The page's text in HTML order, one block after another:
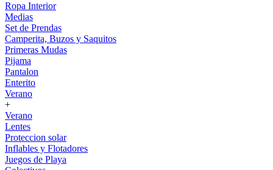
Ropa Interior
Medias
Set de Prendas
Camperita, Buzos y Saquitos
Primeras Mudas
Pijama
Pantalon
Enterito
Verano
+
Verano
Lentes
Proteccion solar
Inflables y Flotadores
Juegos de Playa